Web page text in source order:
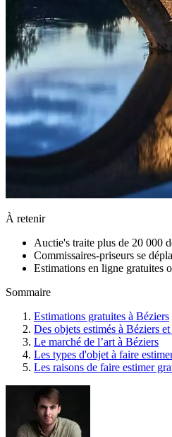
À retenir
Auctie's traite plus de 20 000
Commissaires-priseurs se
Estimations en ligne gratuites
Sommaire
Estimations gratuites à Béziers
Des objets estimés à Béziers
Le marché de l’art à Béziers
Les types d'objet à faire
Les raisons de faire estimer